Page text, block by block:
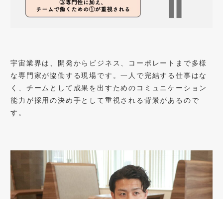
宇宙業界は、開発からビジネス、コーポレートまで多様
な専門家が協働する現場です。一人で完結する仕事はな
く、チームとして成果を出すためのコミュニケーション
能力が採用の決め手として重視される背景があるので
す。